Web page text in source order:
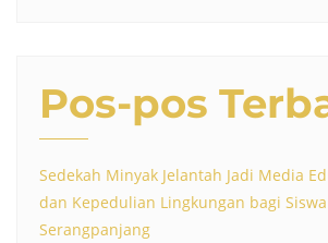
Pos-pos
Sedekah Minyak Jelantah Jadi Media
dan Kepedulian Lingkungan bagi Siswa
Serangpanjang